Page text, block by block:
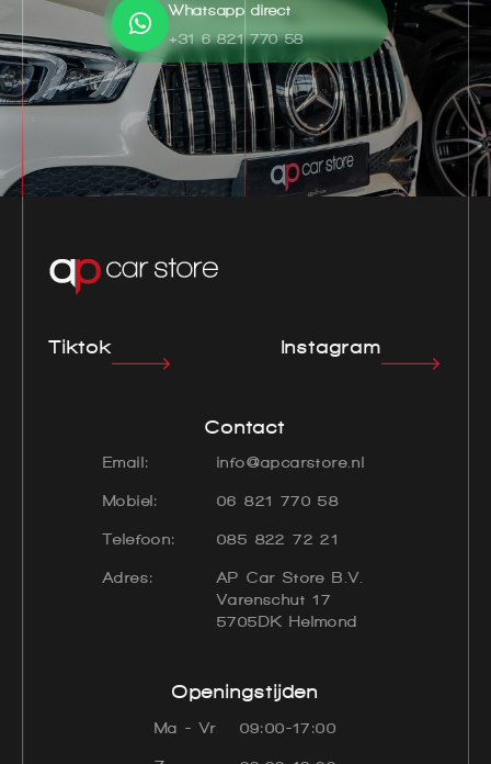
Whatsapp direct
+31 6 821 770 58
Tiktok Instagram
Contact
Email: info@apcarstore.nl
Mobiel: 06 821 770 58
Telefoon: 085 822 72 21
Adres:
AP Car Store B.V.
Varenschut 17
5705DK Helmond
Openingstijden
Ma - Vr 09:00-17:00